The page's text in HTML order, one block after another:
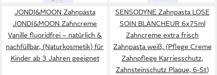
JONDI&MOON Zahnpasta
JONDI&MOON Zahncreme
Vanille fluoridfrei – natürlich &
nachfüllbar, (Naturkosmetik) für
Kinder ab 3 Jahren geeignet
SENSODYNE Zahnpasta LOSE
SOIN BLANCHEUR 6x75ml
Zahncreme extra frisch
Zahnpasta weiß, (Pflege Creme
Zahnpflege Karriesschutz,
Zahnsteinschutz Plaque, 6-St)